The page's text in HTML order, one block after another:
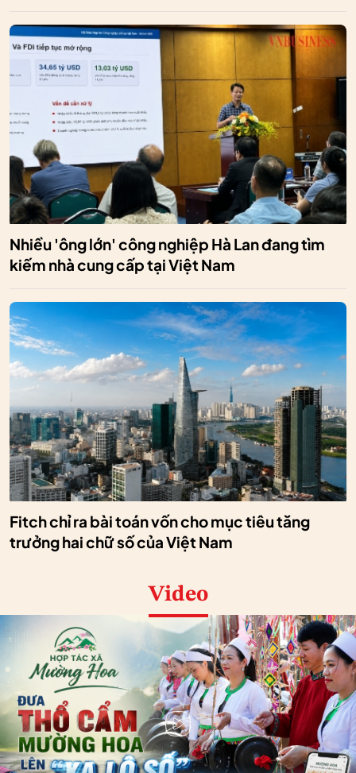
Nhiều 'ông lớn' công nghiệp Hà Lan đang tìm
kiếm nhà cung cấp tại Việt Nam
Fitch chỉ ra bài toán vốn cho mục tiêu tăng
trưởng hai chữ số của Việt Nam
Video